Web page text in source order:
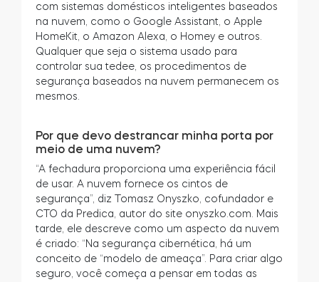
com sistemas domésticos inteligentes baseados
na nuvem, como o Google Assistant, o Apple
HomeKit, o Amazon Alexa, o Homey e outros.
Qualquer que seja o sistema usado para
controlar sua tedee, os procedimentos de
segurança baseados na nuvem permanecem os
mesmos.
Por que devo destrancar minha porta por
meio de uma nuvem?
“A fechadura proporciona uma experiência fácil
de usar. A nuvem fornece os cintos de
segurança”, diz Tomasz Onyszko, cofundador e
CTO da Predica, autor do site onyszko.com. Mais
tarde, ele descreve como um aspecto da nuvem
é criado: “Na segurança cibernética, há um
conceito de “modelo de ameaça”. Para criar algo
seguro, você começa a pensar em todas as